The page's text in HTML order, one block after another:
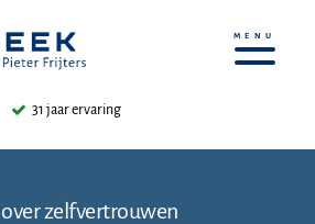
zelfvertrouwen